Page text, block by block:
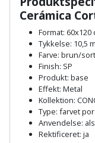
og
grus
Skruer,
bolte
møtrikker
Skunklem
Mejsel
Murerværktøj
Nedstryger
Nøgleværktøj
Økse
Fugtmåler
Girafsliber
Girafsliber
tilbehør
Havepleje
Haveredskaber
Haveslange
tilbehør
Havetilbehør
Cerámica
Format: 60x120
Tykkelse: 10,5
Farve: brun/sort
Finish: SP
Produkt: base
Effekt: Metal
Kollektion:
Type: farvet
Anvendelse:
Rektificeret: ja